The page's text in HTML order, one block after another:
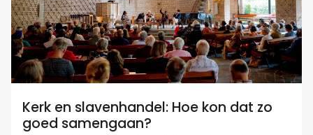
Kerk en slavenhandel: Hoe kon dat zo
goed samengaan?